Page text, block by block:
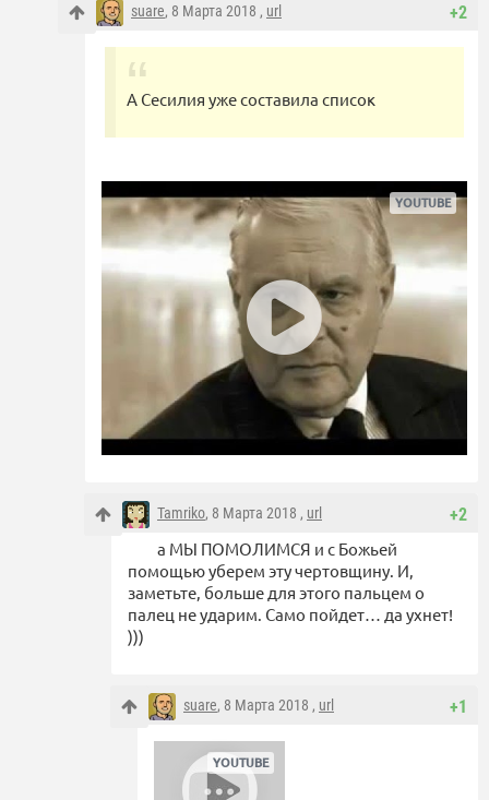
+2
suare, 8 Марта 2018 , url
А Сесилия уже составила список
+2
Tamriko, 8 Марта 2018 , url
а МЫ ПОМОЛИМСЯ и с Божьей
помощью уберем эту чертовщину. И,
заметьте, больше для этого пальцем о
палец не ударим. Само пойдет… да ухнет!
)))
+1
suare, 8 Марта 2018 , url